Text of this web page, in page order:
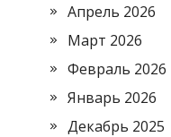
Апрель 2026
Март 2026
Февраль 2026
Январь 2026
Декабрь 2025